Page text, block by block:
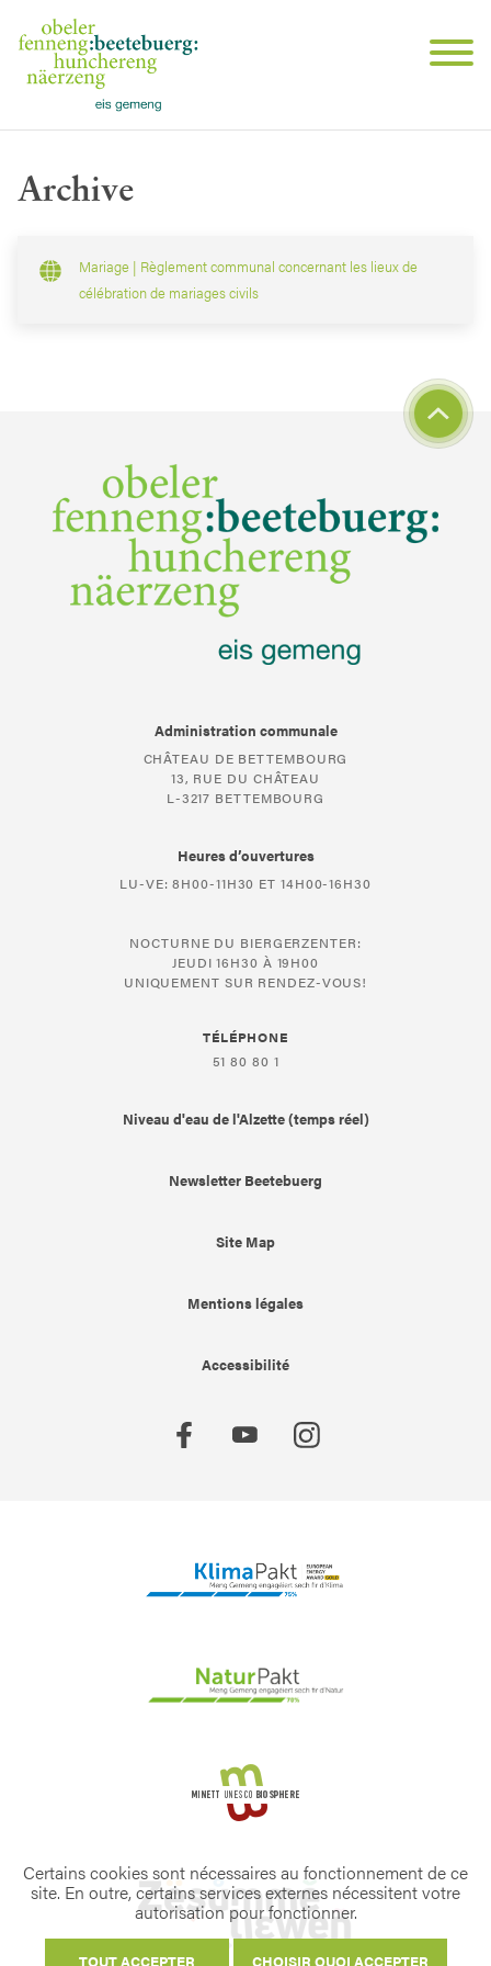
Archive
Mariage | Règlement communal concernant les lieux de
célébration de mariages civils
Administration communale
CHÂTEAU DE BETTEMBOURG
13, RUE DU CHÂTEAU
L-3217 BETTEMBOURG
Heures d’ouvertures
LU-VE: 8H00-11H30 ET 14H00-16H30
NOCTURNE DU BIERGERZENTER:
JEUDI 16H30 À 19H00
UNIQUEMENT SUR RENDEZ-VOUS!
TÉLÉPHONE
51 80 80 1
Niveau d'eau de l'Alzette (temps réel)
Newsletter Beetebuerg
Site Map
Mentions légales
Accessibilité
Certains cookies sont nécessaires au fonctionnement de ce
site. En outre, certains services externes nécessitent votre
autorisation pour fonctionner.
TOUT ACCEPTER CHOISIR QUOI ACCEPTER